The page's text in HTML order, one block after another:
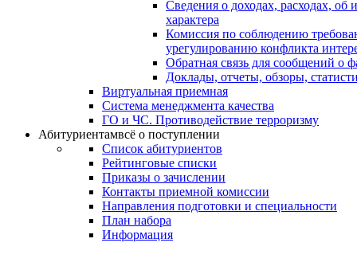
Сведения о доходах, расходах, об
характера
Комиссия по соблюдению
урегулированию конфликта
Обратная связь для сообщений о
Доклады, отчеты, обзоры,
Виртуальная приемная
Система менеджмента качества
ГО и ЧС. Противодействие терроризму
Абитуриентамвсё о поступлении
Список абитуриентов
Рейтинговые списки
Приказы о зачислении
Контакты приемной комиссии
Направления подготовки и специальности
План набора
Информация